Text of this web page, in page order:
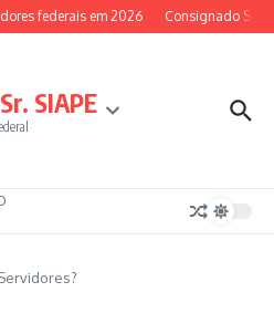
federais em 2026 Consignado
SIAPE